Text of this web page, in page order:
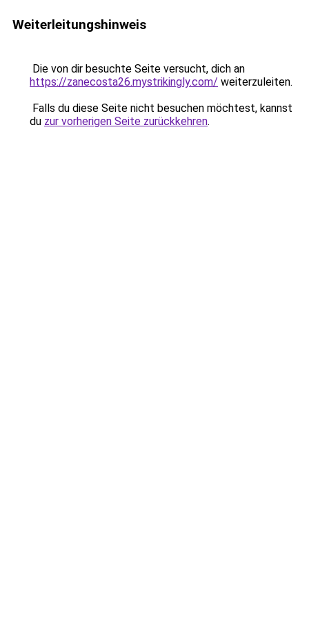
Weiterleitungshinweis
Die von dir besuchte Seite versucht, dich an
https://zanecosta26.mystrikingly.com/ weiterzuleiten.
Falls du diese Seite nicht besuchen möchtest, kannst
du zur vorherigen Seite zurückkehren.